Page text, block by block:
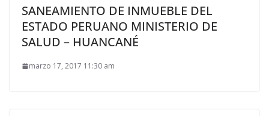
SANEAMIENTO DE INMUEBLE DEL
ESTADO PERUANO MINISTERIO DE
SALUD – HUANCANÉ
marzo 17, 2017 11:30 am